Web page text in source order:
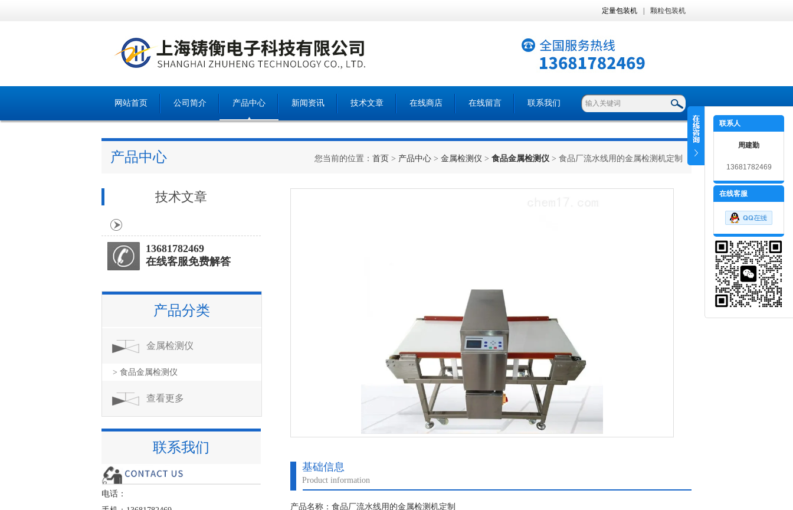
定量包装机 颗粒包装机
网站首页 公司简介 产品中心 新闻资讯 技术文章 在线商店 在线留言 联系我们
产品中心 您当前的位置： 首页 > 产品中心 > 金属检测仪 > 食品金属检测仪 > 食品厂流水线用的金属检测机定制
基础信息
Product information
产品名称：食品厂流水线用的金属检测机定制
技术文章
13681782469
在线客服免费解答
产品分类
金属检测仪
> 食品金属检测仪
查看更多
联系我们
电话：
联系人
周建勤
13681782469
在线客服